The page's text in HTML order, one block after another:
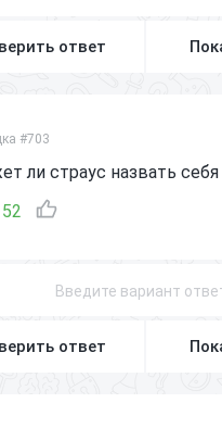
ответ
#703
ли страус назвать
52
ответ